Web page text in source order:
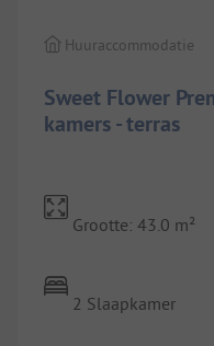
Sweet Flower
kamers - terras
Huuraccommodatie
Grootte: 43.0 m²
2 Slaapkamer